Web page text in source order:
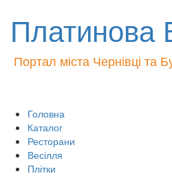
Платинова
Портал міста Чернівці та
Головна
Каталог
Ресторани
Весілля
Плітки